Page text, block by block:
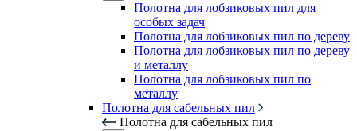
Полотна для лобзиковых пил для
особых задач
Полотна для лобзиковых пил по дереву
Полотна для лобзиковых пил по дереву
и металлу
Полотна для лобзиковых пил по
металлу
Полотна для сабельных пил
Полотна для сабельных пил